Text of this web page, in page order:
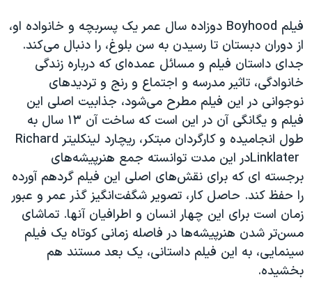
اسرائیل در جنگ
نرگس محمدی برنده جایزه نوبل صلح
همایش محافظه‌کاران آمریکا «سی‌پک»
صفحه‌های ویژه
سفر پرزیدنت ترامپ به چین
فیلم Boyhood دوزاده سال عمر یک پسربچه و خانواده او،
از دوران دبستان تا رسیدن به سن بلوغ، را دنبال می‌کند.
جدای داستان فیلم و مسائل عمده‌ای که درباره زندگی
خانوادگی، تاثیر مدرسه و اجتماع و رنج و تردیدهای
نوجوانی در این فیلم مطرح می‌شود، جذابیت اصلی این
فیلم و یگانگی آن در این است که ساخت آن ۱۳ سال به
طول انجامیده و کارگردان مبتکر، ریچارد لینکلیتر Richard
Linklaterدر این مدت توانسته جمع هنرپیشه‌های
برجسته ای که برای نقش‌های اصلی این فیلم گردهم آورده
را حفظ کند. حاصل کار، تصویر شگفت‌انگیز گذر عمر و عبور
زمان است برای این چهار انسان و اطرافیان آنها. تماشای
مسن‌تر شدن هنرپیشه‌ها در فاصله زمانی کوتاه یک فیلم
سینمایی، به این فیلم داستانی، یک بعد مستند هم
بخشیده.